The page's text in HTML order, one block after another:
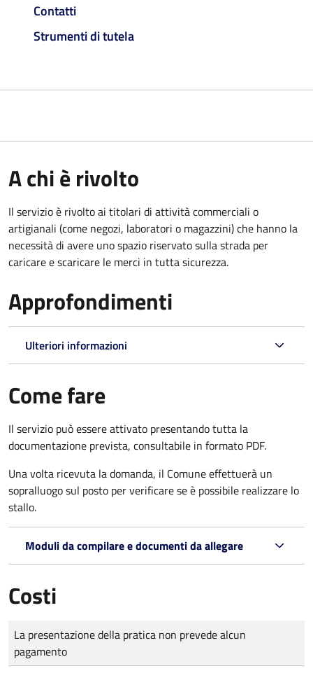
Contatti
Strumenti di tutela
A chi è rivolto
Il servizio è rivolto ai titolari di attività commerciali o
artigianali (come negozi, laboratori o magazzini) che hanno la
necessità di avere uno spazio riservato sulla strada per
caricare e scaricare le merci in tutta sicurezza.
Approfondimenti
Ulteriori informazioni
Come fare
Il servizio può essere attivato presentando tutta la
documentazione prevista, consultabile in formato PDF.
Una volta ricevuta la domanda, il Comune effettuerà un
sopralluogo sul posto per verificare se è possibile realizzare lo
stallo.
Moduli da compilare e documenti da allegare
Costi
Tipo di pagamento
Importo
La presentazione della pratica non prevede alcun
pagamento